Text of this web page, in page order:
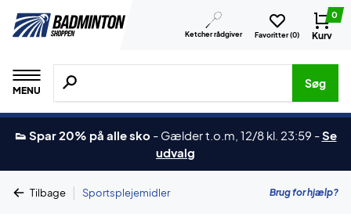
Ketcher rådgiver Favoritter (0)
0
Kurv
MENU
Søg efter produkter, mærker etc.
Søg
👟 Spar 20% på alle sko - Gælder t.o.m, 12/8 kl. 23:59 -Se
udvalg
Tilbage | Sportsplejemidler Brug for hjælp?